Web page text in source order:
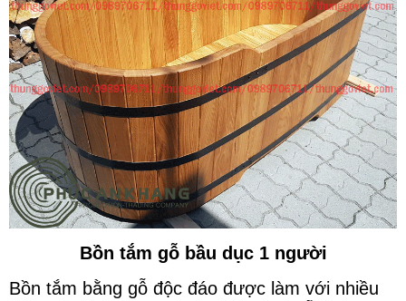
Bồn tắm gỗ bầu dục 1 người
Bồn tắm bằng gỗ độc đáo được làm với nhiều